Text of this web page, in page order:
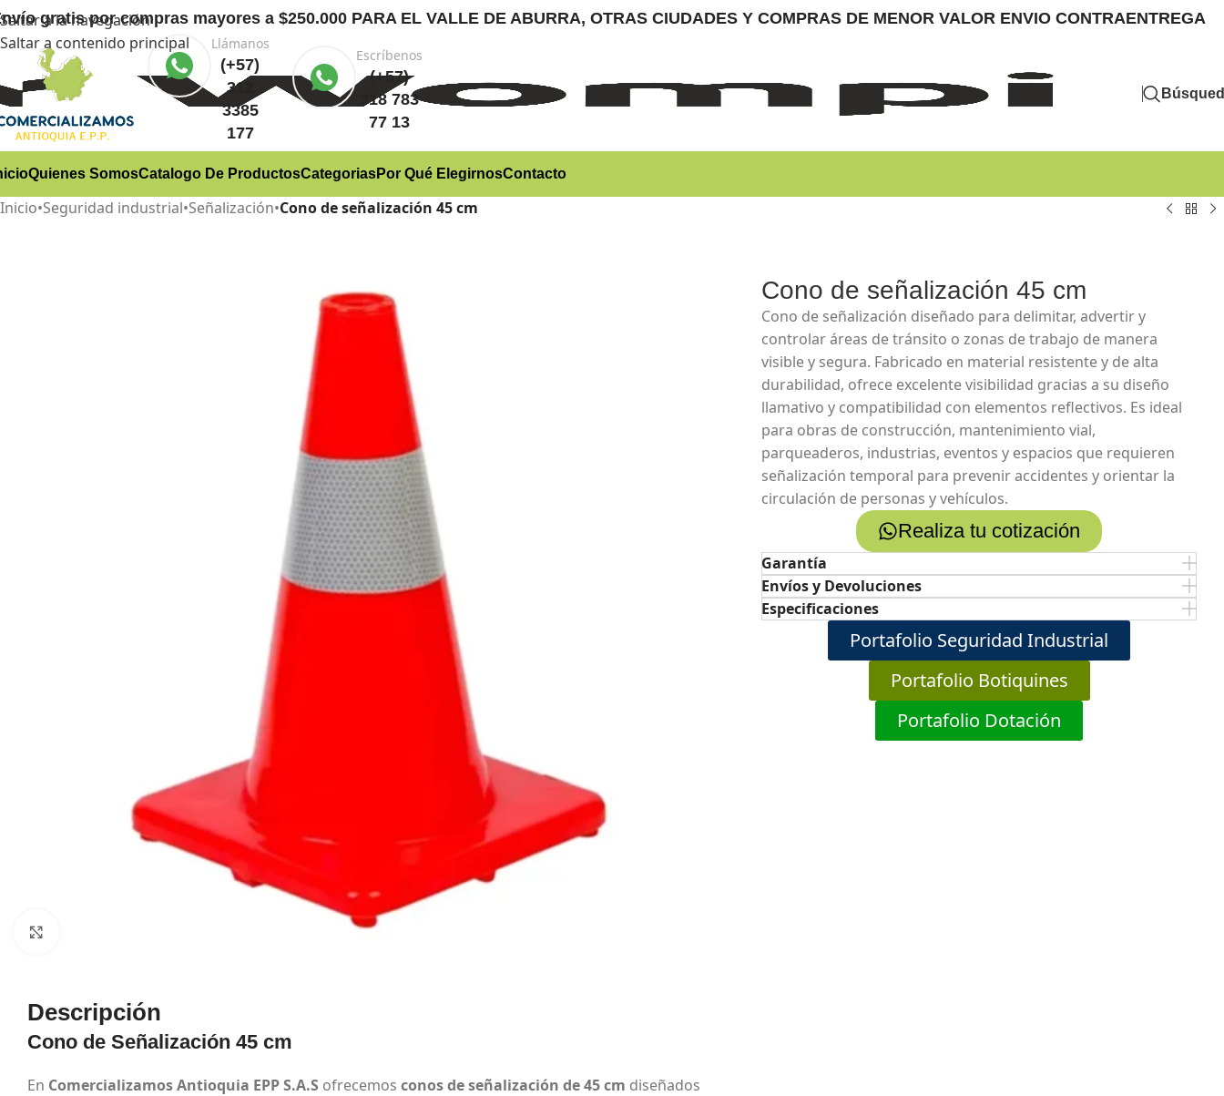
Saltar a la navegación
Saltar a contenido principal
gratispor compras mayores a $250.000 PARA EL VALLE DE ABURRA, OTRAS CIUDADES Y COMPRAS DE MENOR VALOR ENVIO CONTRAENTREGA
Llámanos
(+57)
312
3385
177
Escríbenos
(+57)
318 783
77 13
Quienes SomosCatalogo De ProductosCategoriasPor Qué ElegirnosContacto
Inicio•Seguridad industrial•Señalización•Cono de señalización 45 cm
Descripción
Cono de Señalización 45 cm
En Comercializamos Antioquia EPP S.A.S ofrecemos conos de señalización de 45 cm diseñados
Cono de señalización 45 cm
Cono de señalización diseñado para delimitar, advertir y
controlar áreas de tránsito o zonas de trabajo de manera
visible y segura. Fabricado en material resistente y de alta
durabilidad, ofrece excelente visibilidad gracias a su diseño
llamativo y compatibilidad con elementos reflectivos. Es ideal
para obras de construcción, mantenimiento vial,
parqueaderos, industrias, eventos y espacios que requieren
señalización temporal para prevenir accidentes y orientar la
circulación de personas y vehículos.
Realiza tu cotización
Garantía
Envíos y Devoluciones
Especificaciones
Portafolio Seguridad Industrial
Portafolio Botiquines
Portafolio Dotación